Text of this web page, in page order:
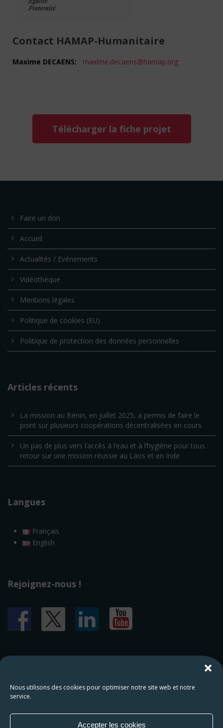
Nous utilisons des cookies pour optimiser notre site web et notre
service.
Accepter les cookies
Contact HAMAP-Humanitaire
Maxime DECAENS: maxime.decaens@hamap.org
Télécharger la fiche projet
Faire un don
Accueil
Actualités / Evénements
Vidéothèque
Mentions légales
Politique de cookies (EU)
Politique de protection des données personnelles
Articles récents
La mission au Bénin, en juillet 2025, a permis de faire le
point sur plusieurs coopérations décentralisées en cours
Un pas de plus vers l’accès à l’eau et à l’hygiène pour tous :
retour sur une mission réussie au Laos et en Inde
Langues
Français
English
Rejoignez-nous !
221 avenue du Président Wilson